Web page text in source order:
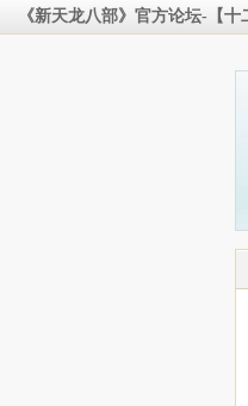
《新天龙八部》官方论坛-【